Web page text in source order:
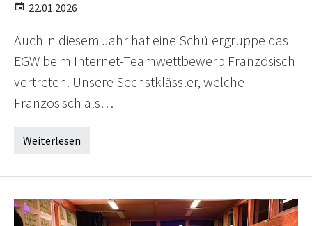
22.01.2026
Auch in diesem Jahr hat eine Schülergruppe das
EGW beim Internet-Teamwettbewerb Französisch
vertreten. Unsere Sechstklässler, welche
Französisch als…
Weiterlesen